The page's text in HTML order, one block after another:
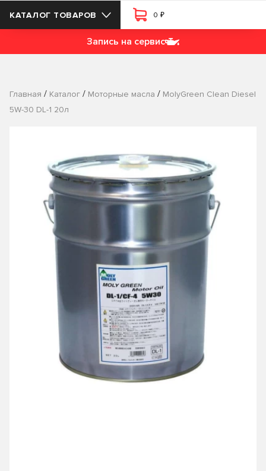
КАТАЛОГ ТОВАРОВ 0 ₽
Запись на сервис
Главная / Каталог / Моторные масла / MolyGreen Clean Diesel
5W-30 DL-1 20л